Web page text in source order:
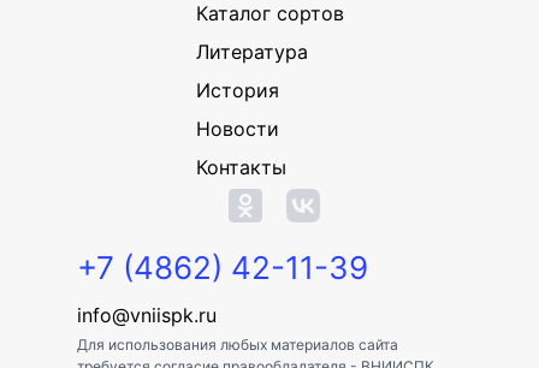
Каталог сортов
Литература
История
Новости
Контакты
+7 (4862) 42-11-39
info@vniispk.ru
Для использования любых материалов сайта